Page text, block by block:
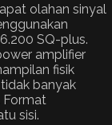
olahan sinyal
SQ-plus.
amplifier
fisik
banyak
Format
sisi.